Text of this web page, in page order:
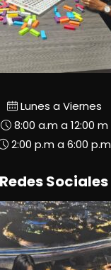
Lunes a Viernes
8:00 a.m a 12:00 m
2:00 p.m a 6:00 p.m
Redes Sociales